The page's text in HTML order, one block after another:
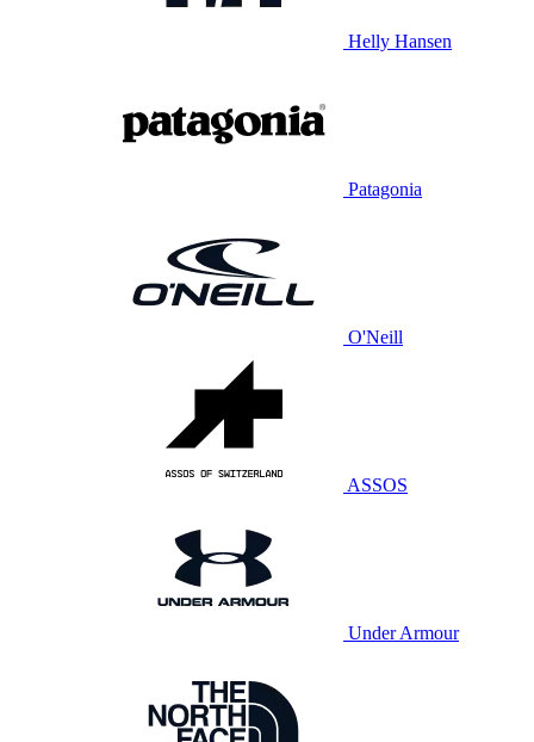
Helly Hansen
Patagonia
O'Neill
ASSOS
Under Armour